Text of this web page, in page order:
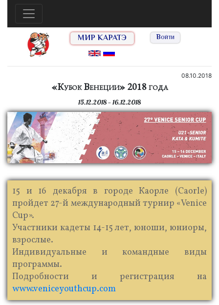
МИР КАРАТЭ Войти
08.10.2018
«Кубок Венеции» 2018 года
15.12.2018 — 16.12.2018
15 и 16 декабря в городе Каорле (Caorle)
пройдет 27-й международный турнир «Venice
Cup».
Участники кадеты 14-15 лет, юноши, юниоры,
взрослые.
Индивидуальные и командные виды
программы.
Подробности и регистрация на
www.veniceyouthcup.com